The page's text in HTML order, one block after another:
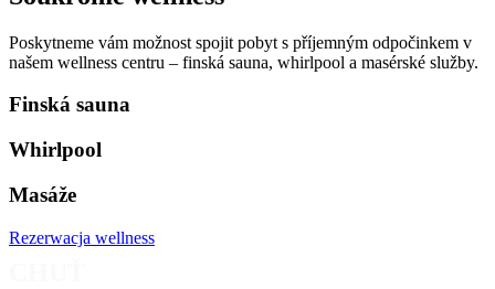
Poskytneme vám možnost spojit pobyt s příjemným odpočinkem v
našem wellness centru – finská sauna, whirlpool a masérské služby.
Finská sauna
Whirlpool
Masáže
Rezerwacja wellness